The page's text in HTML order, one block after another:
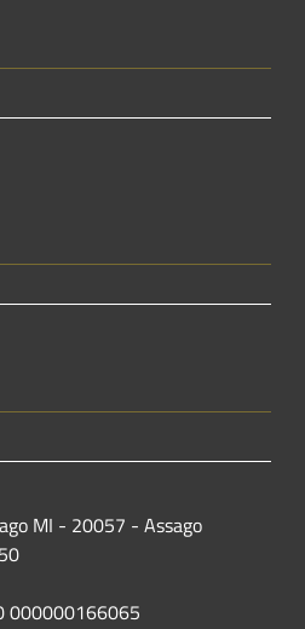
MI - 20057 - Assago
000000166065